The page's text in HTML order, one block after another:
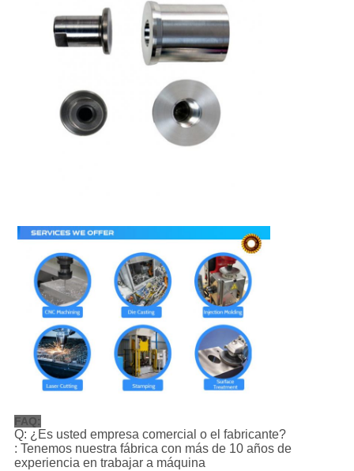
FAQ:
Q: ¿Es usted empresa comercial o el fabricante?
: Tenemos nuestra fábrica con más de 10 años de
experiencia en trabajar a máquina